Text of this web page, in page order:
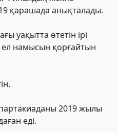
қарашада анықталады.
уақытта өтетін ірі
намысын қорғайтын
2019 жылы
еді.